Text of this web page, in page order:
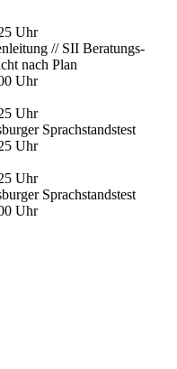
Uhr
// SII Beratungs-
nach Plan
Uhr
Uhr
Sprachstandstest
Uhr
Uhr
Sprachstandstest
Uhr